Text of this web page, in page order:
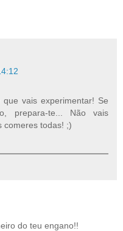
vais experimentar! Se
prepara-te... Não vais
comeres todas! ;)
do teu engano!!